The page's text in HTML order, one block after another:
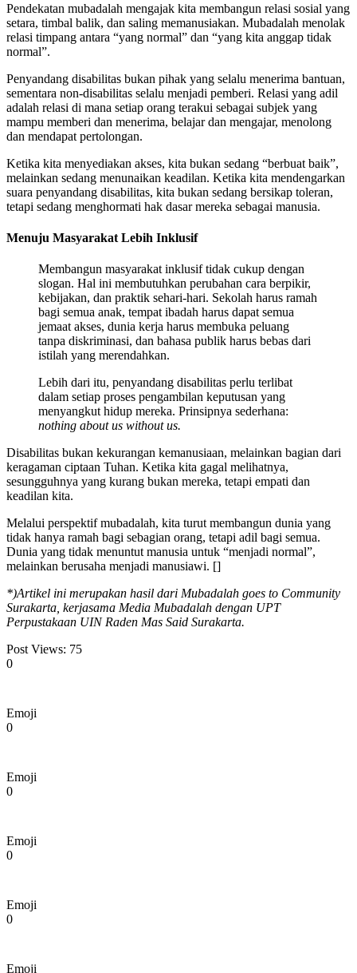
Pendekatan mubadalah mengajak kita membangun relasi sosial yang
setara, timbal balik, dan saling memanusiakan. Mubadalah menolak
relasi timpang antara “yang normal” dan “yang kita anggap tidak
normal”.
Penyandang disabilitas bukan pihak yang selalu menerima bantuan,
sementara non-disabilitas selalu menjadi pemberi. Relasi yang adil
adalah relasi di mana setiap orang terakui sebagai subjek yang
mampu memberi dan menerima, belajar dan mengajar, menolong
dan mendapat pertolongan.
Ketika kita menyediakan akses, kita bukan sedang “berbuat baik”,
melainkan sedang menunaikan keadilan. Ketika kita mendengarkan
suara penyandang disabilitas, kita bukan sedang bersikap toleran,
tetapi sedang menghormati hak dasar mereka sebagai manusia.
Menuju Masyarakat Lebih Inklusif
Membangun masyarakat inklusif tidak cukup dengan
slogan. Hal ini membutuhkan perubahan cara berpikir,
kebijakan, dan praktik sehari-hari. Sekolah harus ramah
bagi semua anak, tempat ibadah harus dapat semua
jemaat akses, dunia kerja harus membuka peluang
tanpa diskriminasi, dan bahasa publik harus bebas dari
istilah yang merendahkan.
Lebih dari itu, penyandang disabilitas perlu terlibat
dalam setiap proses pengambilan keputusan yang
menyangkut hidup mereka. Prinsipnya sederhana:
nothing about us without us.
Disabilitas bukan kekurangan kemanusiaan, melainkan bagian dari
keragaman ciptaan Tuhan. Ketika kita gagal melihatnya,
sesungguhnya yang kurang bukan mereka, tetapi empati dan
keadilan kita.
Melalui perspektif mubadalah, kita turut membangun dunia yang
tidak hanya ramah bagi sebagian orang, tetapi adil bagi semua.
Dunia yang tidak menuntut manusia untuk “menjadi normal”,
melainkan berusaha menjadi manusiawi. []
*)Artikel ini merupakan hasil dari Mubadalah goes to Community
Surakarta, kerjasama Media Mubadalah dengan UPT
Perpustakaan UIN Raden Mas Said Surakarta.
Post Views: 75
0
Emoji
0
Emoji
0
Emoji
0
Emoji
0
Emoji